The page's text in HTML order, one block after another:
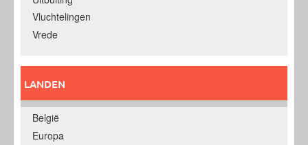
Vluchtelingen
Vrede
LANDEN
België
Europa